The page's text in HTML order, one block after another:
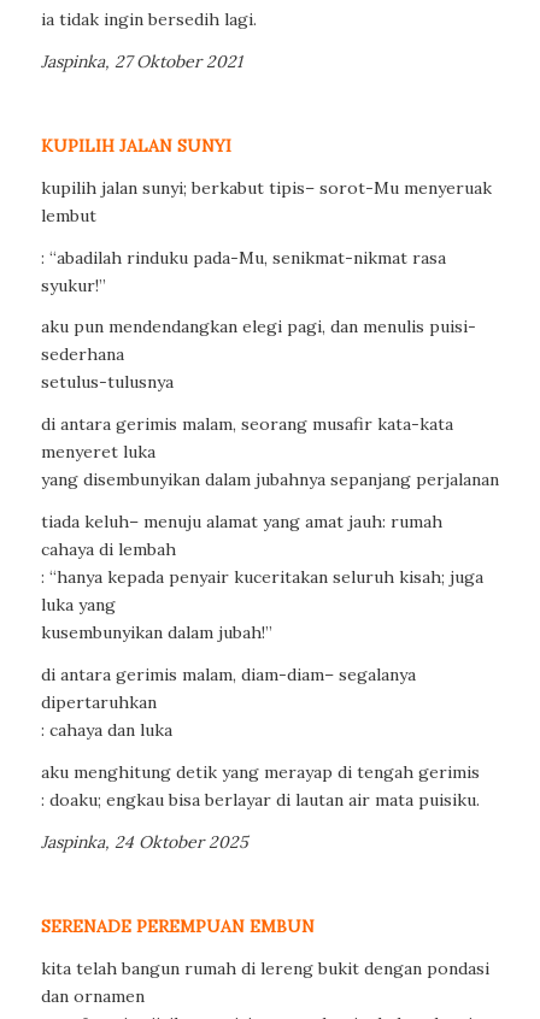
ia tidak ingin bersedih lagi.
Jaspinka, 27 Oktober 2021
KUPILIH JALAN SUNYI
kupilih jalan sunyi; berkabut tipis– sorot-Mu menyeruak
lembut
: “abadilah rinduku pada-Mu, senikmat-nikmat rasa
syukur!”
aku pun mendendangkan elegi pagi, dan menulis puisi-
sederhana
setulus-tulusnya
di antara gerimis malam, seorang musafir kata-kata
menyeret luka
yang disembunyikan dalam jubahnya sepanjang perjalanan
tiada keluh– menuju alamat yang amat jauh: rumah
cahaya di lembah
: “hanya kepada penyair kuceritakan seluruh kisah; juga
luka yang
kusembunyikan dalam jubah!”
di antara gerimis malam, diam-diam– segalanya
dipertaruhkan
: cahaya dan luka
aku menghitung detik yang merayap di tengah gerimis
: doaku; engkau bisa berlayar di lautan air mata puisiku.
Jaspinka, 24 Oktober 2025
SERENADE PEREMPUAN EMBUN
kita telah bangun rumah di lereng bukit dengan pondasi
dan ornamen